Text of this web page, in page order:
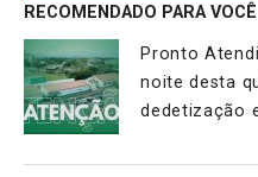
RECOMENDADO PARA VOCÊ
Pronto
noite desta
dedetização